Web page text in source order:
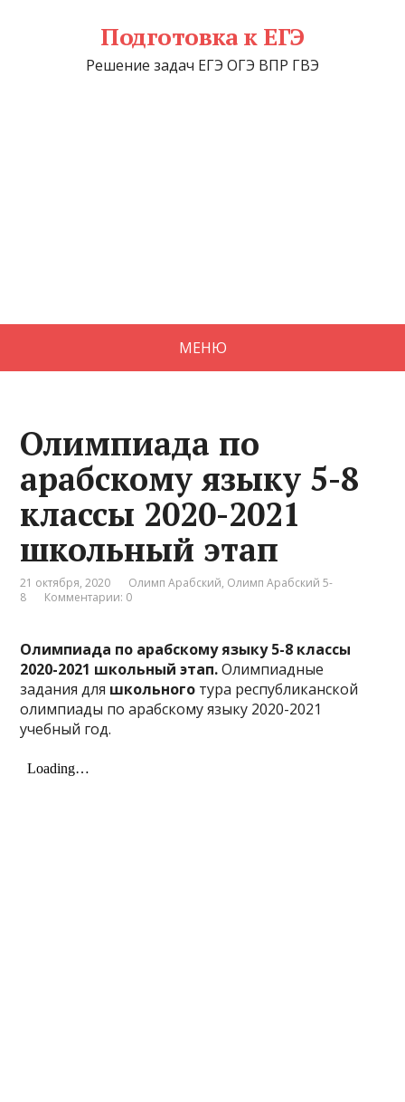
Подготовка к ЕГЭ
Решение задач ЕГЭ ОГЭ ВПР ГВЭ
МЕНЮ
Олимпиада по
арабскому языку 5-8
классы 2020-2021
школьный этап
21 октября, 2020 Олимп Арабский, Олимп Арабский 5-
8
Комментарии: 0
Олимпиада по арабскому языку 5-8 классы
2020-2021 школьный этап.Олимпиадные
задания для школьного тура республиканской
олимпиады по арабскому языку 2020-2021
учебный год.